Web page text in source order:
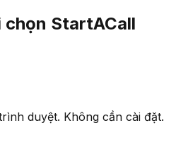
chọn StartACall
duyệt. Không cần cài đặt.